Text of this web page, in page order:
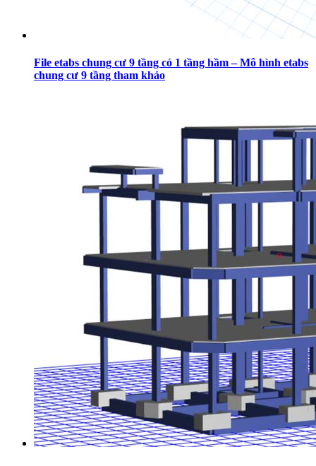
File etabs chung cư 9 tầng có 1 tầng hầm – Mô hình etabs
chung cư 9 tầng tham khảo